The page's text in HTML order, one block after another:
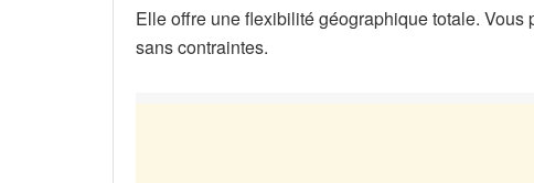
Elle offre une flexibilité géographique totale. Vous
sans contraintes.